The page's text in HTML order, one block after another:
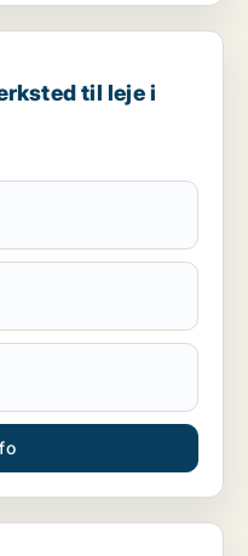
leje i Storkøbenhavn
til leje i